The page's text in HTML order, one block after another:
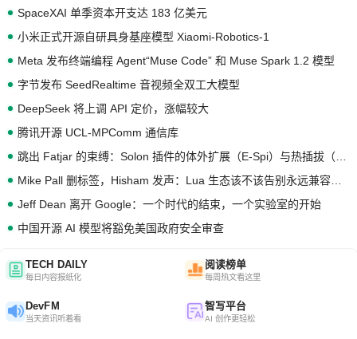
SpaceXAI 单季资本开支达 183 亿美元
小米正式开源自研具身基座模型 Xiaomi-Robotics-1
Meta 发布终端编程 Agent“Muse Code” 和 Muse Spark 1.2 模型
字节发布 SeedRealtime 音视频全双工大模型
DeepSeek 将上调 API 定价，涨幅较大
腾讯开源 UCL-MPComm 通信库
Jeff Dean 离开 Google：一个时代的结束，一个实验室的开始
中国开源 AI 模型将豁免美国政府安全审查
TECH DAILY
每日内容报纸化
阅读榜单
每周热文看这里
DevFM
当天资讯听着看
智写平台
AI 创作更轻松